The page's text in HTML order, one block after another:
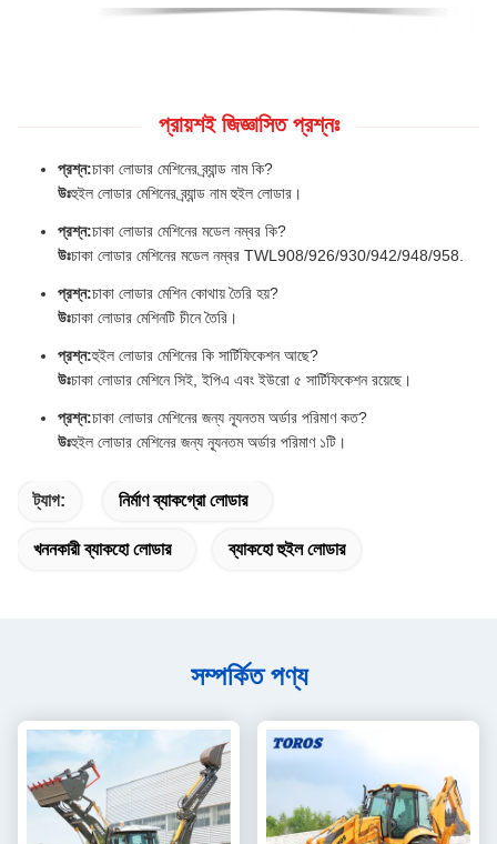
প্রায়শই জিজ্ঞাসিত প্রশ্নঃ
প্রশ্ন:চাকা লোডার মেশিনের ব্র্যান্ড নাম কি?
উঃহুইল লোডার মেশিনের ব্র্যান্ড নাম হুইল লোডার।
প্রশ্ন:চাকা লোডার মেশিনের মডেল নম্বর কি?
উঃচাকা লোডার মেশিনের মডেল নম্বর TWL908/926/930/942/948/958.
প্রশ্ন:চাকা লোডার মেশিন কোথায় তৈরি হয়?
উঃচাকা লোডার মেশিনটি চীনে তৈরি।
প্রশ্ন:হুইল লোডার মেশিনের কি সার্টিফিকেশন আছে?
উঃচাকা লোডার মেশিনে সিই, ইপিএ এবং ইউরো ৫ সার্টিফিকেশন রয়েছে।
প্রশ্ন:চাকা লোডার মেশিনের জন্য ন্যূনতম অর্ডার পরিমাণ কত?
উঃহুইল লোডার মেশিনের জন্য ন্যূনতম অর্ডার পরিমাণ ১টি।
ট্যাগ: নির্মাণ ব্যাকগ্রো লোডার
খননকারী ব্যাকহো লোডার ব্যাকহো হুইল লোডার
সম্পর্কিত পণ্য